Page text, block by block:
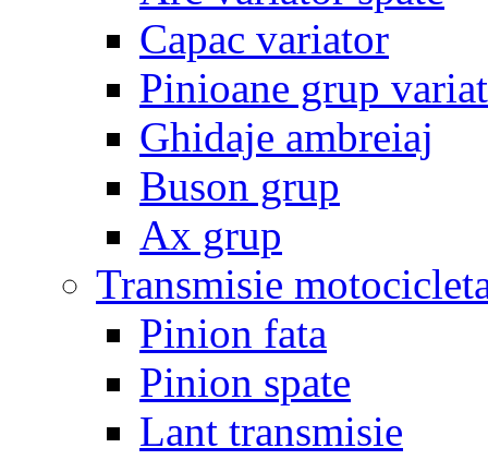
Capac variator
Pinioane grup
Ghidaje ambreiaj
Buson grup
Ax grup
Transmisie
Pinion fata
Pinion spate
Lant transmisie